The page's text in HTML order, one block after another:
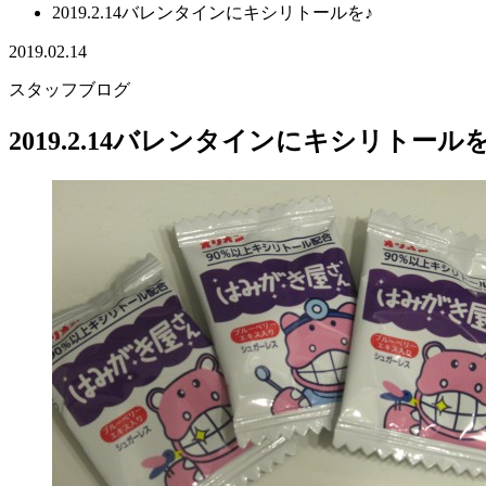
2019.2.14バレンタインにキシリトールを♪
2019.02.14
スタッフブログ
2019.2.14バレンタインにキシリトール